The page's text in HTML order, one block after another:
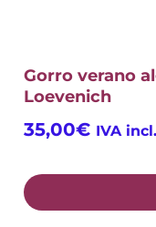
Gorro verano
Loevenich
35,00€ IVA incl.